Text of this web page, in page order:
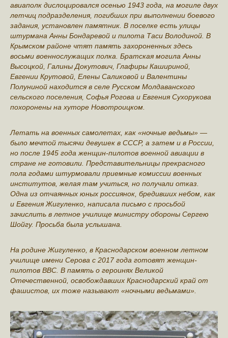
авиаполк дислоцировался осенью 1943 года, на могиле двух
летчиц подразделения, погибших при выполнении боевого
задания, установлен памятник. В поселке есть улицы
штурмана Анны Бондаревой и пилота Таси Володиной. В
Крымском районе чтят память захороненных здесь
восьми военнослужащих полка. Братская могила Анны
Высоцкой, Галины Докутович, Глафиры Кашириной,
Евгении Крутовой, Елены Саликовой и Валентины
Полуниной находится в селе Русском Молдаванского
сельского поселения, Софья Рогова и Евгения Сухорукова
похоронены на хуторе Новотроицком.
Летать на военных самолетах, как «ночные ведьмы» —
было мечтой тысячи девушек в СССР, а затем и в России,
но после 1945 года женщин-пилотов военной авиации в
стране не готовили. Представительницы прекрасного
пола годами штурмовали приемные комиссии военных
институтов, желая там учиться, но получали отказ.
Одна из отчаянных юных россиянок, бредивших небом, как
и Евгения Жигуленко, написала письмо с просьбой
зачислить в летное училище министру обороны Сергею
Шойгу. Просьба была услышана.
На родине Жигуленко, в Краснодарском военном летном
училище имени Серова с 2017 года готовят женщин-
пилотов ВВС. В память о героинях Великой
Отечественной, освобождавших Краснодарский край от
фашистов, их тоже называют «ночными ведьмами».